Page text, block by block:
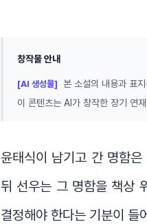
창작물 안내
[AI 생성물]
본 소설의 내용과 표
이 콘텐츠는 AI가 창작한 장기 연
윤태식이 남기고 간 명함
뒤 선우는 그 명함을 책상
결정해야 한다는 기분이 들